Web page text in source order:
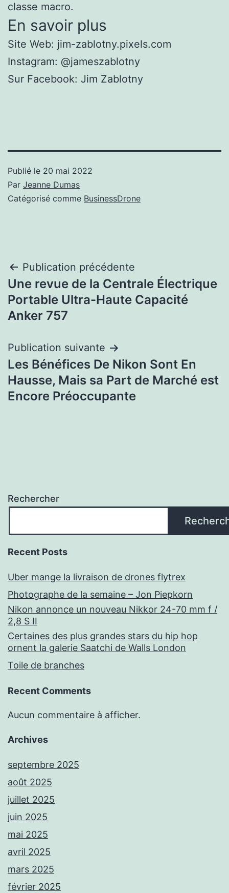
classe macro.
En savoir plus
Site Web: jim-zablotny.pixels.com
Instagram: @jameszablotny
Sur Facebook: Jim Zablotny
Publié le 20 mai 2022
Par Jeanne Dumas
Catégorisé comme BusinessDrone
Navigation
de
l’article
Publication précédente
Une revue de la Centrale Électrique
Portable Ultra-Haute Capacité
Anker 757
Publication suivante
Les Bénéfices De Nikon Sont En
Hausse, Mais sa Part de Marché est
Encore Préoccupante
Rechercher
Recent Posts
Uber mange la livraison de drones flytrex
Photographe de la semaine – Jon Piepkorn
Nikon annonce un nouveau Nikkor 24-70 mm f /
2,8 S II
Certaines des plus grandes stars du hip hop
ornent la galerie Saatchi de Walls London
Toile de branches
Recent Comments
Aucun commentaire à afficher.
Archives
septembre 2025
août 2025
juillet 2025
juin 2025
mai 2025
avril 2025
mars 2025
février 2025